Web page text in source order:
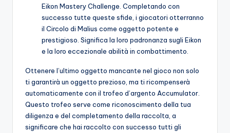
Eikon Mastery Challenge. Completando con
successo tutte queste sfide, i giocatori otterranno
il Circolo di Malius come oggetto potente e
prestigioso. Significa la loro padronanza sugli Eikon
e la loro eccezionale abilità in combattimento.
Ottenere l’ultimo oggetto mancante nel gioco non solo
ti garantirà un oggetto prezioso, ma ti ricompenserà
automaticamente con il trofeo d’argento Accumulator.
Questo trofeo serve come riconoscimento della tua
diligenza e del completamento della raccolta, a
significare che hai raccolto con successo tutti gli